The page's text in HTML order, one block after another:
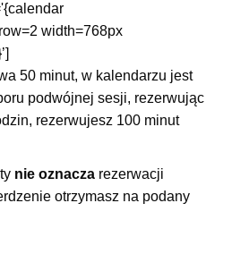
width=768px
50 minut, w kalendarzu jest
podwójnej sesji, rezerwując
rezerwujesz 100 minut
nie oznaczarezerwacji
otrzymasz na podany